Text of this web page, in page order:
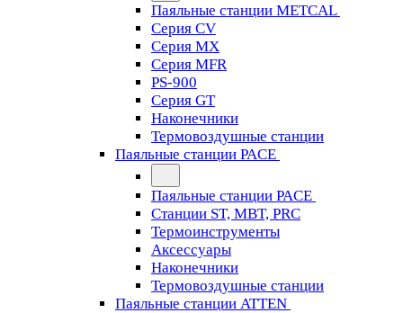
Паяльные станции METCAL
Серия CV
Серия MX
Серия MFR
PS-900
Серия GT
Наконечники
Термовоздушные станции
Паяльные станции PACE
Паяльные станции PACE
Станции ST, MBT, PRC
Термоинструменты
Аксессуары
Наконечники
Термовоздушные станции
Паяльные станции ATTEN